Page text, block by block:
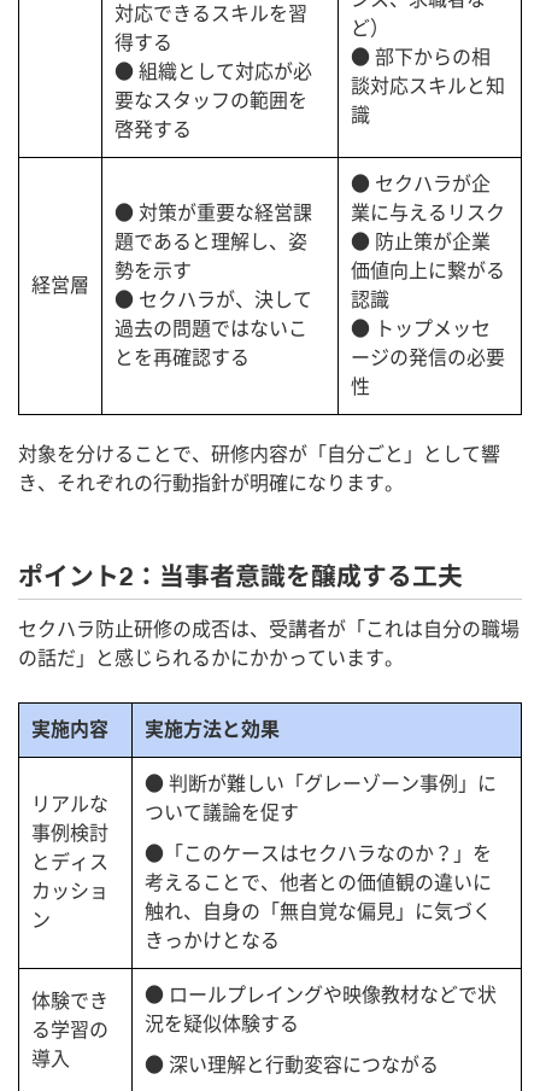
対応できるスキルを習
得する
● 組織として対応が必
要なスタッフの範囲を
啓発する
ど）
● 部下からの相
談対応スキルと知
識
経営層
● 対策が重要な経営課
題であると理解し、姿
勢を示す
● セクハラが、決して
過去の問題ではないこ
とを再確認する
● セクハラが企
業に与えるリスク
● 防止策が企業
価値向上に繋がる
認識
● トップメッセ
ージの発信の必要
性
対象を分けることで、研修内容が「自分ごと」として響
き、それぞれの行動指針が明確になります。
ポイント2：当事者意識を醸成する工夫
セクハラ防止研修の成否は、受講者が「これは自分の職場
の話だ」と感じられるかにかかっています。
実施内容 実施方法と効果
リアルな
事例検討
とディス
カッショ
ン
● 判断が難しい「グレーゾーン事例」に
ついて議論を促す
●「このケースはセクハラなのか？」を
考えることで、他者との価値観の違いに
触れ、自身の「無自覚な偏見」に気づく
きっかけとなる
体験でき
る学習の
導入
● ロールプレイングや映像教材などで状
況を疑似体験する
● 深い理解と行動変容につながる